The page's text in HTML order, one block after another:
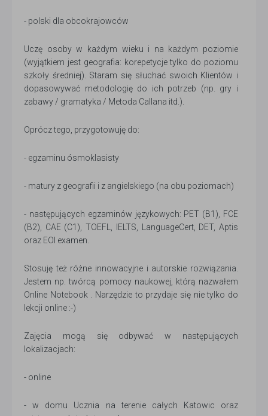
- polski dla obcokrajowców
Uczę osoby w każdym wieku i na każdym poziomie
(wyjątkiem jest geografia: korepetycje tylko do poziomu
szkoły średniej). Staram się słuchać swoich Klientów i
dopasowywać metodologię do ich potrzeb (np. gry i
zabawy / gramatyka / Metoda Callana itd.).
Oprócz tego, przygotowuję do:
- egzaminu ósmoklasisty
- matury z geografii i z angielskiego (na obu poziomach)
- następujących egzaminów językowych: PET (B1), FCE
(B2), CAE (C1), TOEFL, IELTS, LanguageCert, DET, Aptis
oraz EOI examen.
Stosuję też różne innowacyjne i autorskie rozwiązania.
Jestem np. twórcą pomocy naukowej, którą nazwałem
Online Notebook . Narzędzie to przydaje się nie tylko do
lekcji online :-)
Zajęcia mogą się odbywać w następujących
lokalizacjach:
- online
- w domu Ucznia na terenie całych Katowic oraz